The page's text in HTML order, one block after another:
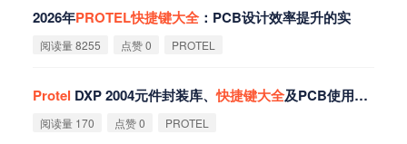
2026年PROTEL快捷键大全：PCB设计效率提升的实
阅读量 8255 点赞 0 PROTEL
Protel DXP 2004元件封装库、快捷键大全及PCB使用技巧
阅读量 170 点赞 0 PROTEL